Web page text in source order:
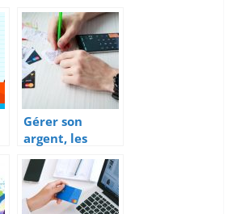
business de
commerce en
ligne
Gérer son
argent, les
petites astuces.